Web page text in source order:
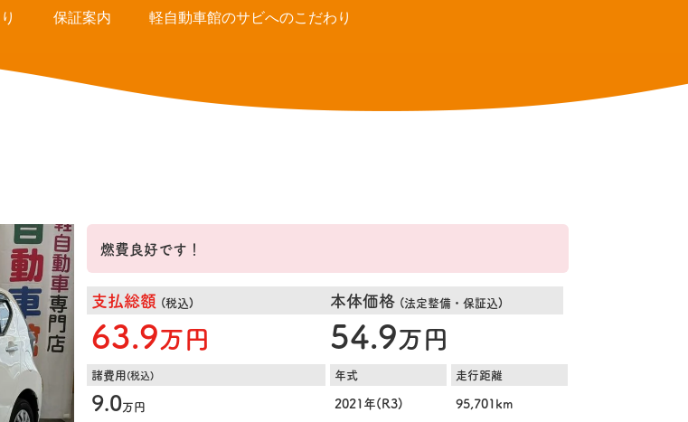
保証案内 軽自動車館のサビへのこだわり
燃費良好です！
支払総額 (税込)
63.9万円
本体価格 (法定整備・保証込)
54.9万円
諸費用(税込)
9.0万円
年式
2021年(R3)
走行距離
95,701km